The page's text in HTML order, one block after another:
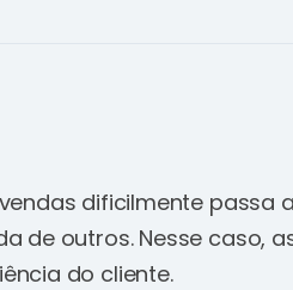
dificilmente passa
de outros. Nesse caso,
do cliente.